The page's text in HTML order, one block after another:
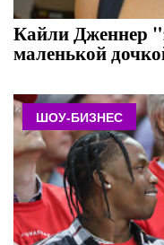
Кайли Дженнер
маленькой
ШОУ-БИЗНЕС